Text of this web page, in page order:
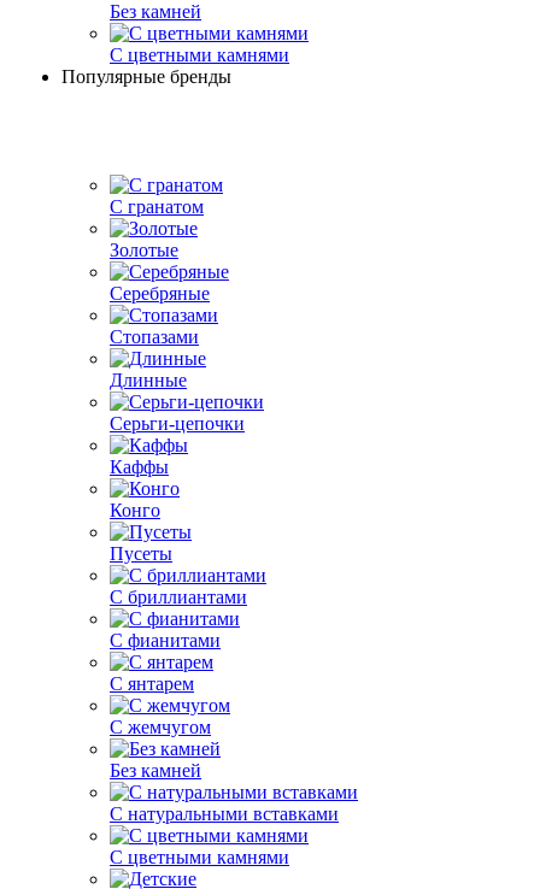
Без камней
С цветными камнями
Популярные бренды
С гранатом
Золотые
Серебряные
Стопазами
Длинные
Серьги-цепочки
Каффы
Конго
Пусеты
С бриллиантами
С фианитами
С янтарем
С жемчугом
Без камней
С натуральными вставками
С цветными камнями